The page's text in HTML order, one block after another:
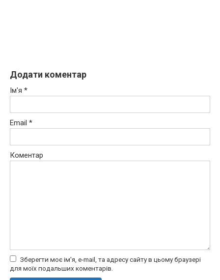
Додати коментар
Ім'я *
Email *
Коментар
Зберегти моє ім'я, e-mail, та адресу сайту в цьому браузері
для моїх подальших коментарів.